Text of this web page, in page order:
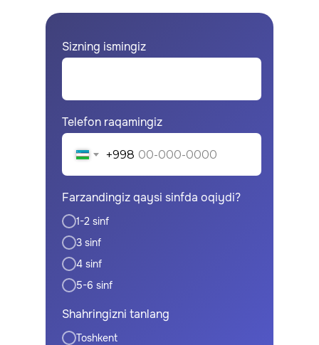
Sizning ismingiz
Telefon raqamingiz
+998
Farzandingiz qaysi sinfda oqiydi?
1-2 sinf
3 sinf
4 sinf
5-6 sinf
Shahringizni tanlang
Toshkent